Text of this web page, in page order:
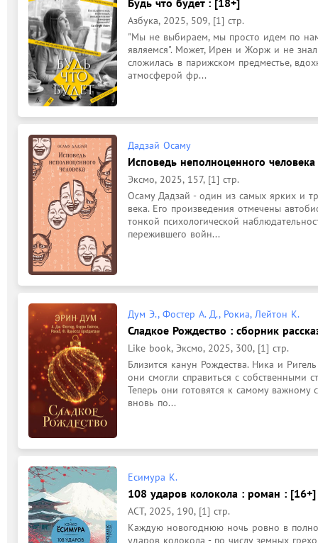
Азбука, 2025, 509, [1] стр.
"Мы не выбираем, мы просто идем по
являемся". Может, Ирен и Жорж и не
сложилась в парижском предместье,
атмосферой фр...
Дадзай Осаму
Исповедь неполноценного
Эксмо, 2025, 157, [1] стр.
Осаму Дадзай - один из самых ярких и
века. Его произведения отмечены
тонкой психологической
пережившего войн...
Дум Э., Фостер А. Д., Рокиа, Лейтон К.
Сладкое Рождество : сборник
Like book, Эксмо, 2025, 300, [1] стр.
Близится канун Рождества. Ника и
они смогли справиться с собственными
Теперь они готовятся к самому
вновь по...
Есимура К.
108 ударов колокола : роман : [16+]
АСТ, 2025, 190, [1] стр.
Каждую новогоднюю ночь ровно в
ударов колокола - по числу земных